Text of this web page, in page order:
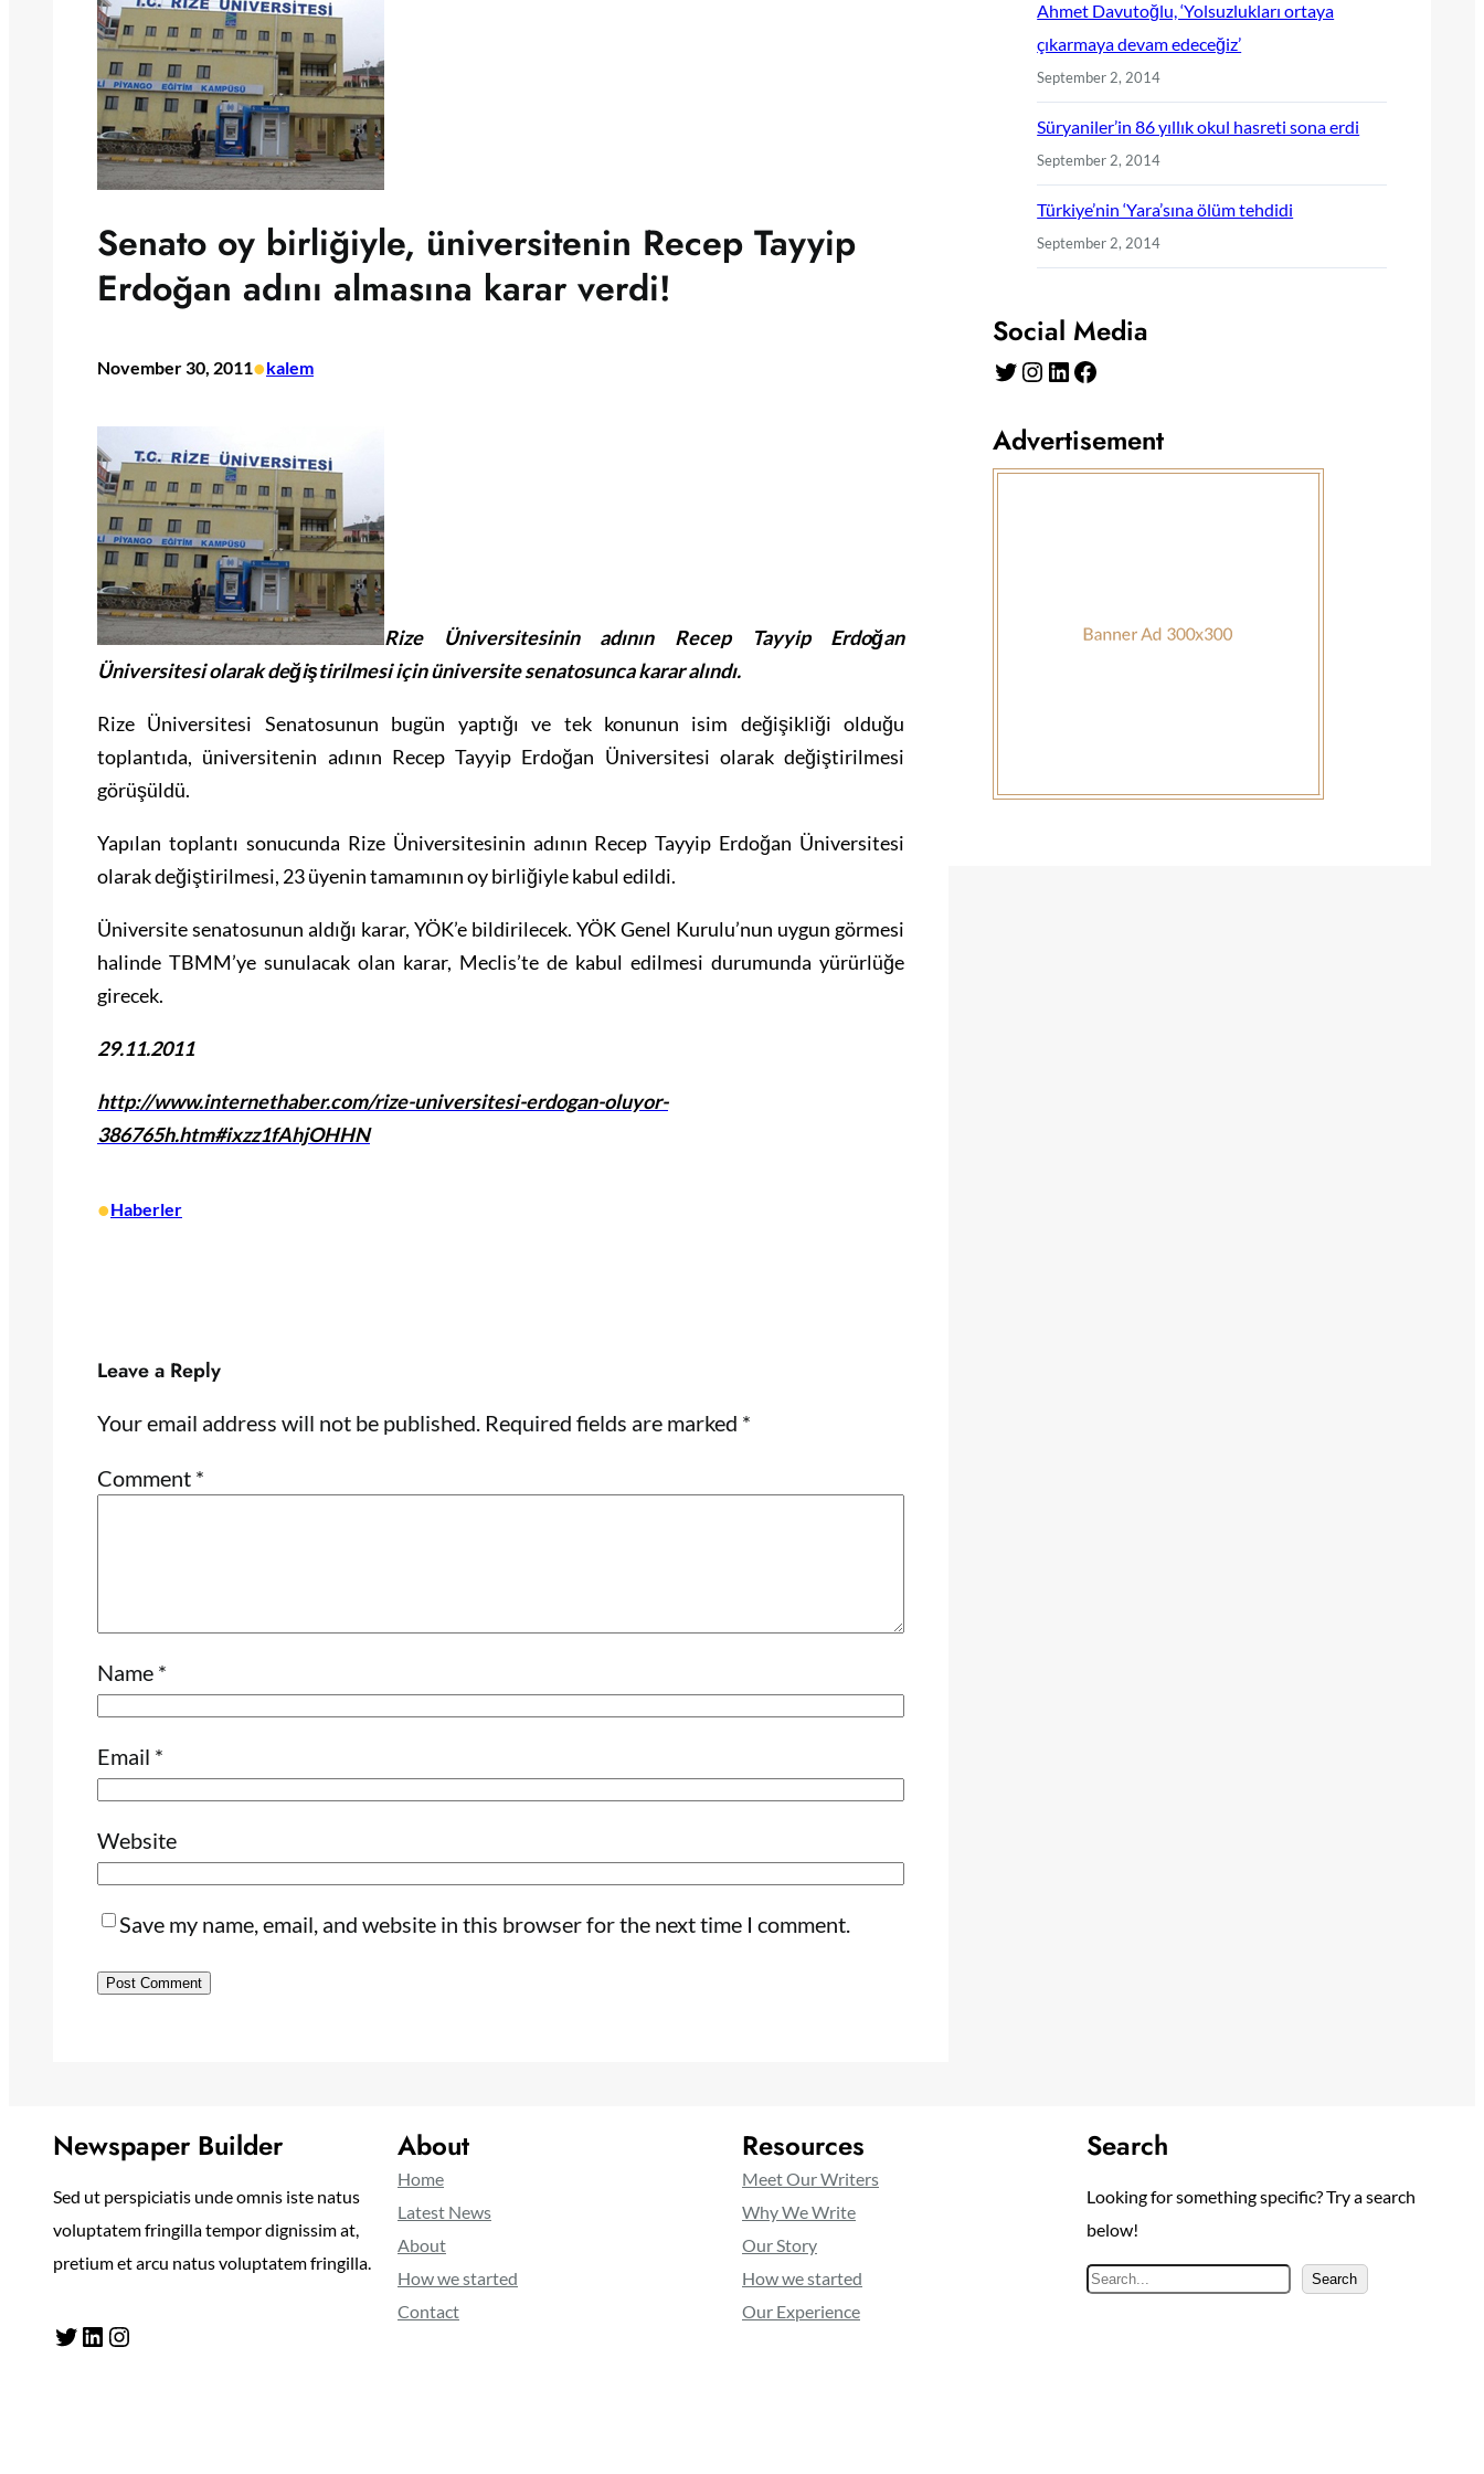
Senato oy birliğiyle, üniversitenin Recep Tayyip
Erdoğan adını almasına karar verdi!
November 30, 2011•kalem
Rize Üniversitesinin adının Recep Tayyip Erdoğan
Üniversitesi olarak değiştirilmesi için üniversite senatosunca karar alındı.
Rize Üniversitesi Senatosunun bugün yaptığı ve tek konunun isim değişikliği olduğu
toplantıda, üniversitenin adının Recep Tayyip Erdoğan Üniversitesi olarak değiştirilmesi
görüşüldü.
Yapılan toplantı sonucunda Rize Üniversitesinin adının Recep Tayyip Erdoğan Üniversitesi
olarak değiştirilmesi, 23 üyenin tamamının oy birliğiyle kabul edildi.
Üniversite senatosunun aldığı karar, YÖK’e bildirilecek. YÖK Genel Kurulu’nun uygun görmesi
halinde TBMM’ye sunulacak olan karar, Meclis’te de kabul edilmesi durumunda yürürlüğe
girecek.
29.11.2011
http://www.internethaber.com/rize-universitesi-erdogan-oluyor-
386765h.htm#ixzz1fAhjOHHN
•Haberler
Leave a Reply
Your email address will not be published. Required fields are marked *
Comment *
Name *
Email *
Website
Save my name, email, and website in this browser for the next time I comment.
Ahmet Davutoğlu, ‘Yolsuzlukları ortaya
çıkarmaya devam edeceğiz’
September 2, 2014
Süryaniler’in 86 yıllık okul hasreti sona erdi
September 2, 2014
Türkiye’nin ‘Yara’sına ölüm tehdidi
September 2, 2014
Social Media
Twitter Instagram LinkedIn Facebook
Advertisement
Newspaper Builder
Sed ut perspiciatis unde omnis iste natus
voluptatem fringilla tempor dignissim at,
pretium et arcu natus voluptatem fringilla.
Twitter LinkedIn Instagram
About
Home
Latest News
About
How we started
Contact
Resources
Meet Our Writers
Why We Write
Our Story
How we started
Our Experience
Search
Looking for something specific? Try a search
below!
S
Search